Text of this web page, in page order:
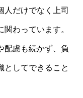
人だけでなく上司
わっています。
配慮も続かず、負
としてできること